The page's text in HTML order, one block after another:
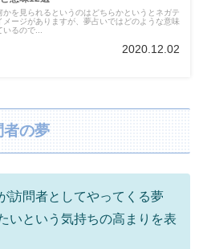
かを見られるというのはどちらかというとネガテ
メージがありますが、夢占いではどのような意味
いるので...
2020.12.02
者の夢
訪問者としてやってくる夢
いという気持ちの高まりを表